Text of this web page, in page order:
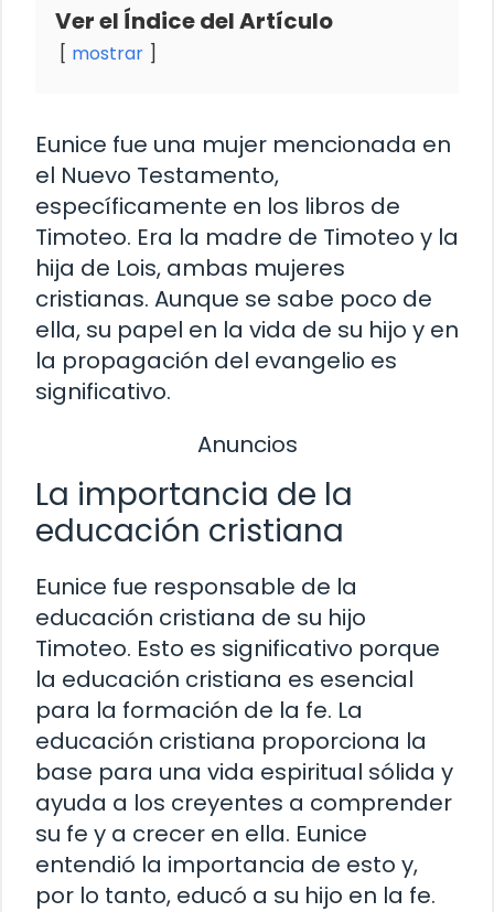
Ver el Índice del Artículo
mostrar
Eunice fue una mujer mencionada en
el Nuevo Testamento,
específicamente en los libros de
Timoteo. Era la madre de Timoteo y la
hija de Lois, ambas mujeres
cristianas. Aunque se sabe poco de
ella, su papel en la vida de su hijo y en
la propagación del evangelio es
significativo.
Anuncios
La importancia de la
educación cristiana
Eunice fue responsable de la
educación cristiana de su hijo
Timoteo. Esto es significativo porque
la educación cristiana es esencial
para la formación de la fe. La
educación cristiana proporciona la
base para una vida espiritual sólida y
ayuda a los creyentes a comprender
su fe y a crecer en ella. Eunice
entendió la importancia de esto y,
por lo tanto, educó a su hijo en la fe.